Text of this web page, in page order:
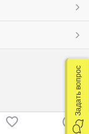
Задать вопрос